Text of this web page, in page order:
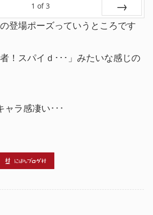
1 of 3
Next
登場ポーズっていうところです
！スパイｄ･･･」みたいな感じの
ャラ感凄い･･･